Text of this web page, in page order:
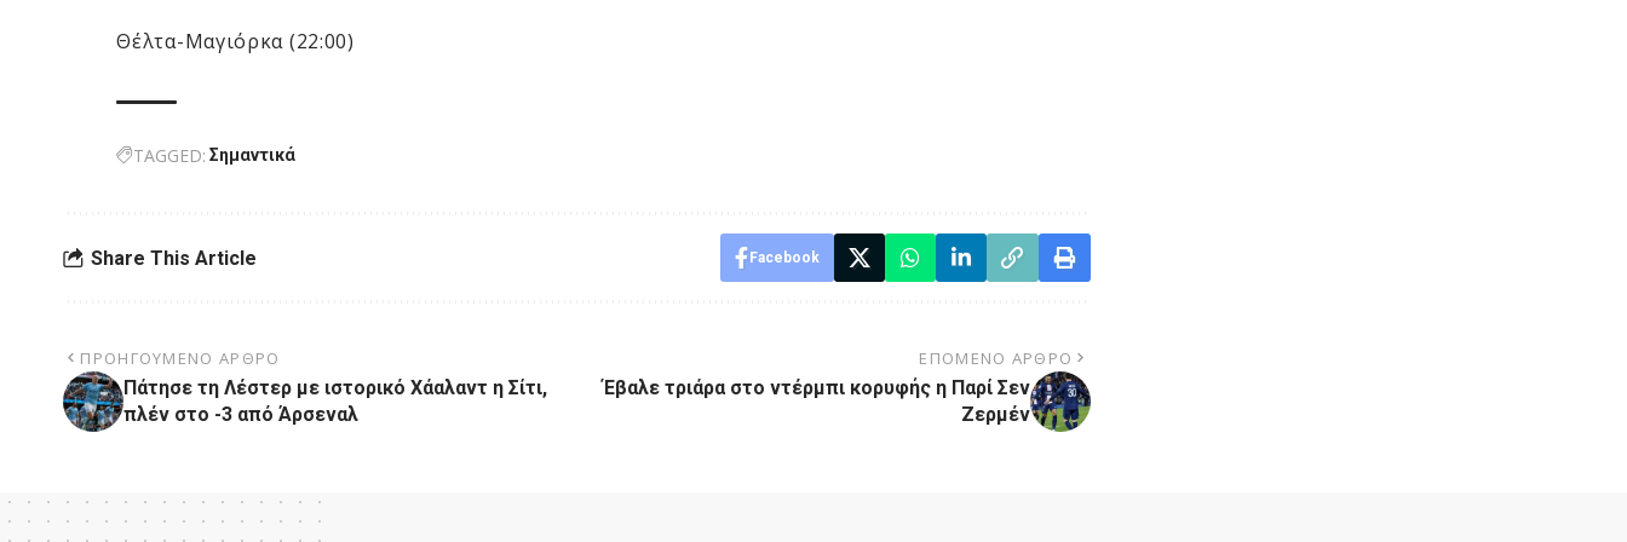
Θέλτα-Μαγιόρκα (22:00)
TAGGED: Σημαντικά
Share This Article Facebook
ΠΡΟΗΓΟΎΜΕΝΟ ΆΡΘΡΟ
Πάτησε τη Λέστερ με ιστορικό Χάαλαντ η Σίτι,
πλέν στο -3 από Άρσεναλ
ΕΠΌΜΕΝΟ ΆΡΘΡΟ
Έβαλε τριάρα στο ντέρμπι κορυφής η Παρί Σεν
Ζερμέν